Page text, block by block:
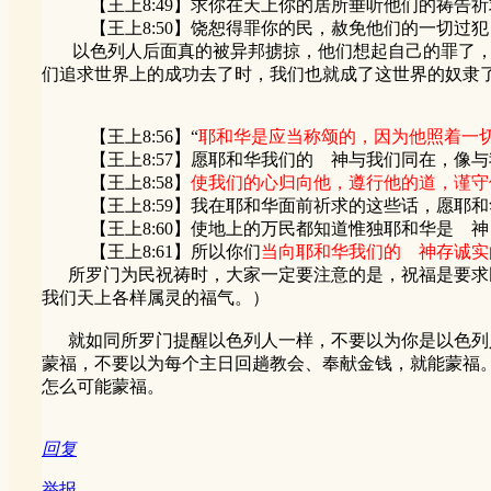
【王上8:49】求你在天上你的居所垂听他们的祷告祈
【王上8:50】饶恕得罪你的民，赦免他们的一切过犯
以色列人后面真的被异邦掳掠，他们想起自己的罪了，
们追求世界上的成功去了时，我们也就成了这世界的奴隶
【王上8:56】“耶和华是应当称颂的，因为他照着一
【王上8:57】愿耶和华我们的 神与我们同在，像与
【王上8:58】 使我们的心归向他，遵行他的道，谨
【王上8:59】我在耶和华面前祈求的这些话，愿耶和
【王上8:60】使地上的万民都知道惟独耶和华是 神
【王上8:61】所以你们当向耶和华我们的 神存诚实
所罗门为民祝祷时，大家一定要注意的是，祝福是要
我们天上各样属灵的福气。）
就如同所罗门提醒以色列人一样，不要以为你是以色列
蒙福，不要以为每个主日回趟教会、奉献金钱，就能蒙
怎么可能蒙福。
回复